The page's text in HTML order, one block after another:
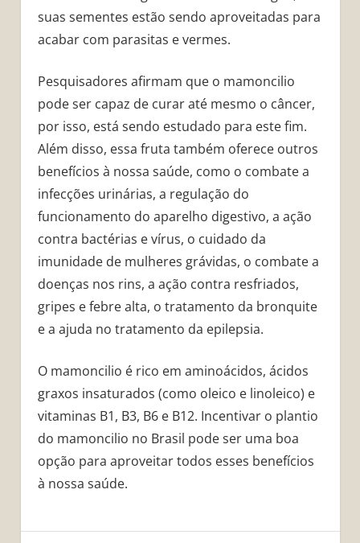
suas sementes estão sendo aproveitadas para
acabar com parasitas e vermes.
Pesquisadores afirmam que o mamoncilio
pode ser capaz de curar até mesmo o câncer,
por isso, está sendo estudado para este fim.
Além disso, essa fruta também oferece outros
benefícios à nossa saúde, como o combate a
infecções urinárias, a regulação do
funcionamento do aparelho digestivo, a ação
contra bactérias e vírus, o cuidado da
imunidade de mulheres grávidas, o combate a
doenças nos rins, a ação contra resfriados,
gripes e febre alta, o tratamento da bronquite
e a ajuda no tratamento da epilepsia.
O mamoncilio é rico em aminoácidos, ácidos
graxos insaturados (como oleico e linoleico) e
vitaminas B1, B3, B6 e B12. Incentivar o plantio
do mamoncilio no Brasil pode ser uma boa
opção para aproveitar todos esses benefícios
à nossa saúde.